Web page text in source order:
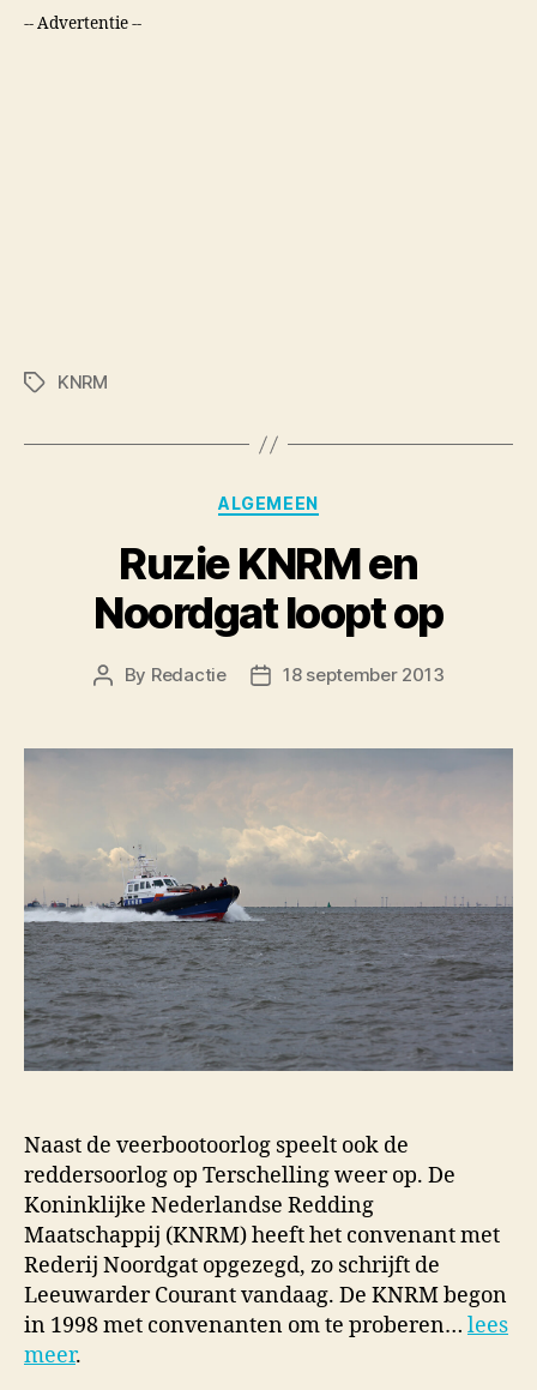
-- Advertentie --
TagsKNRM
Categories
ALGEMEEN
Ruzie KNRM en
Noordgat loopt op
Post
By Redactie
Post18 september 2013
Naast de veerbootoorlog speelt ook de
reddersoorlog op Terschelling weer op. De
Koninklijke Nederlandse Redding
Maatschappij (KNRM) heeft het convenant met
Rederij Noordgat opgezegd, zo schrijft de
Leeuwarder Courant vandaag. De KNRM begon
in 1998 met convenanten om te proberen… lees
meer.